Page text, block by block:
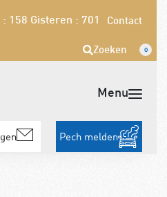
: 158 Gisteren : 701 Contact
Zoeken 0
Pech melden